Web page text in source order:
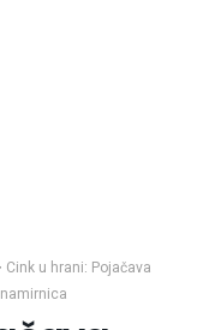
Cink u hrani: Pojačava